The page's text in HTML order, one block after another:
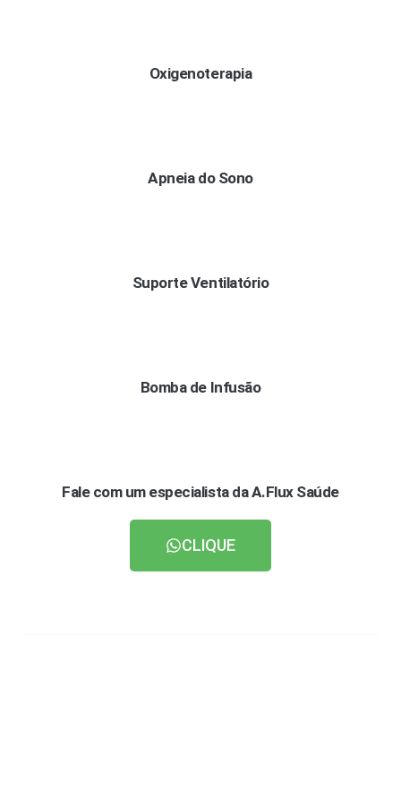
Oxigenoterapia
Apneia do Sono
Suporte Ventilatório
Bomba de Infusão
Fale com um especialista da A.Flux Saúde
CLIQUE